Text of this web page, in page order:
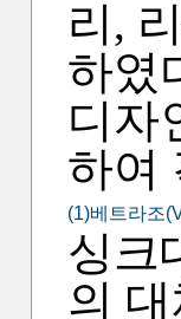
리,
하였
디자
하여
(1)베트라조
싱크
의